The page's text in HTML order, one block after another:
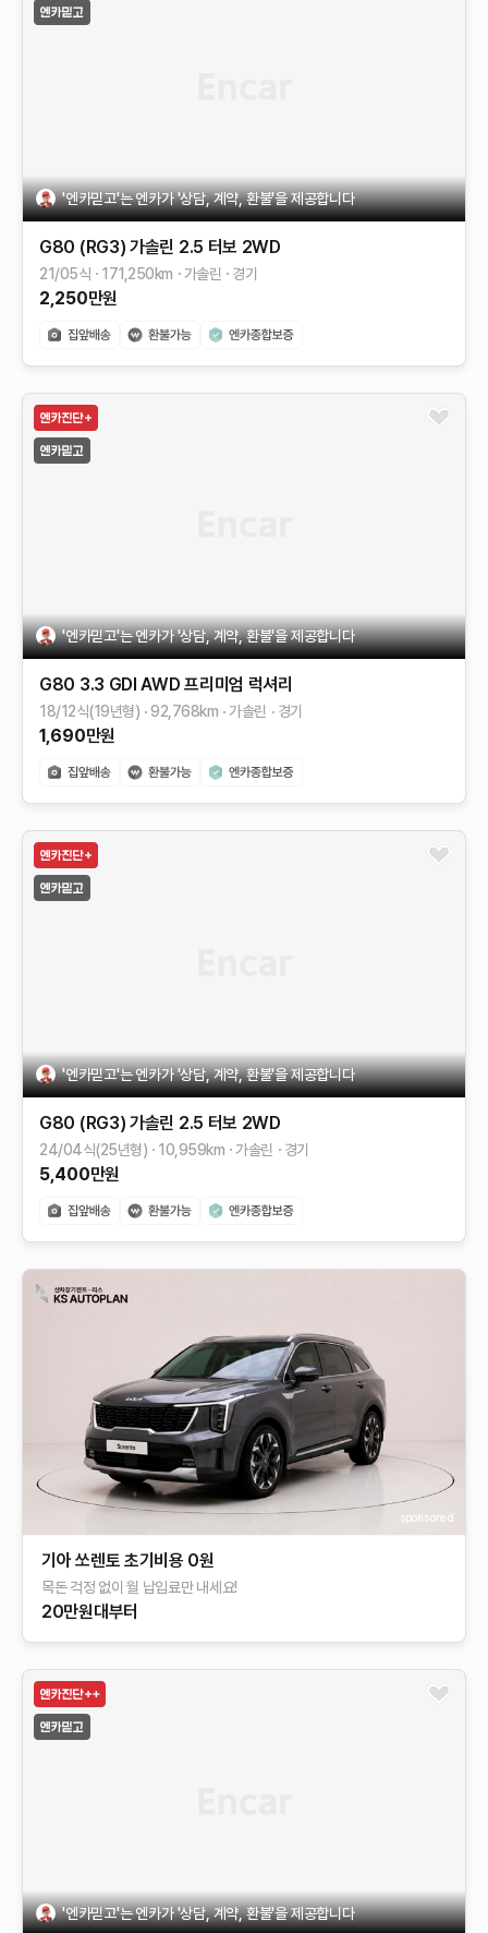
'엔카믿고'는 엔카가 '상담, 계약, 환불'을 제공합니다
G80 (RG3) 가솔린 2.5 터보 2WD
21/05식 171,250km 가솔린 경기
2,250만원
'엔카믿고'는 엔카가 '상담, 계약, 환불'을 제공합니다
G80 3.3 GDI AWD 프리미엄 럭셔리
18/12식(19년형) 92,768km 가솔린 경기
1,690만원
'엔카믿고'는 엔카가 '상담, 계약, 환불'을 제공합니다
G80 (RG3) 가솔린 2.5 터보 2WD
24/04식(25년형) 10,959km 가솔린 경기
5,400만원
sponsored
기아 쏘렌토 초기비용 0원
목돈 걱정 없이 월 납입료만 내세요!
20만원대부터
'엔카믿고'는 엔카가 '상담, 계약, 환불'을 제공합니다